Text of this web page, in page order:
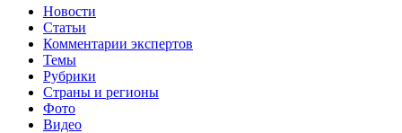
Новости
Статьи
Комментарии экспертов
Темы
Рубрики
Страны и регионы
Фото
Видео